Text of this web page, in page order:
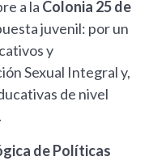
a la Colonia 25 de
juvenil: por un
y
Sexual Integral y,
de nivel
de Políticas